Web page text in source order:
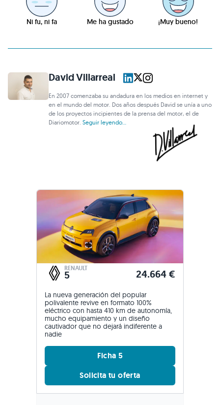
Ni fu, ni fa Me ha gustado ¡Muy bueno!
David Villarreal
En 2007 comenzaba su andadura en los medios en internet y
en el mundo del motor. Dos años después David se unía a uno
de los proyectos incipientes de la prensa del motor, el de
Diariomotor.Seguir leyendo...
RENAULT
5 24.664 €
La nueva generación del popular
polivalente revive en formato 100%
eléctrico con hasta 410 km de autonomía,
mucho equipamiento y un diseño
cautivador que no dejará indiferente a
nadie
Ficha 5
Solicita tu oferta